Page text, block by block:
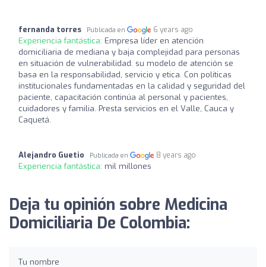
fernanda torres Publicada en 6 years ago
Experiencia fantástica: Empresa líder en atención
domiciliaria de mediana y baja complejidad para personas
en situación de vulnerabilidad. su modelo de atención se
basa en la responsabilidad, servicio y etica. Con políticas
institucionales fundamentadas en la calidad y seguridad del
paciente, capacitación continúa al personal y pacientes,
cuidadores y familia. Presta servicios en el Valle, Cauca y
Caquetá.
Alejandro Guetio Publicada en 8 years ago
Experiencia fantástica: mil millones
Deja tu opinión sobre Medicina
Domiciliaria De Colombia:
Tu nombre